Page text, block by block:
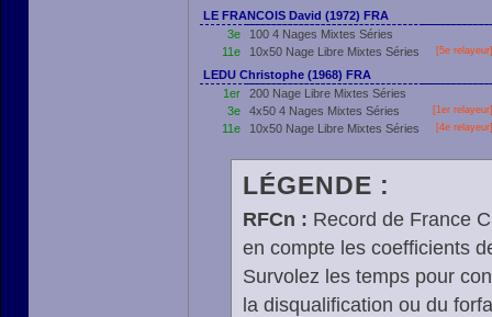
LE FRANCOIS David (1972) FRA
3e
100 4 Nages Mixtes Séries
11e
10x50 Nage Libre Mixtes Séries [5e relayeur]
LEDU Christophe (1968) FRA
1er
200 Nage Libre Mixtes Séries
3e
4x50 4 Nages Mixtes Séries [1er relayeur]
11e 10x50 Nage Libre Mixtes Séries [4e relayeur]
LÉGENDE :
RFCn : Record de France
en compte les coefficients
Survolez les temps pour
la disqualification ou du